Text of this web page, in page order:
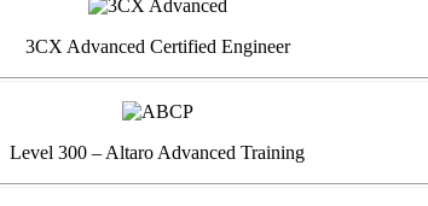
3CX Advanced Certified Engineer
Level 300 – Altaro Advanced Training